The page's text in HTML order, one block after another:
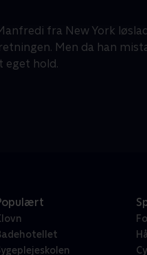
fra New York
Men da han
eget hold.